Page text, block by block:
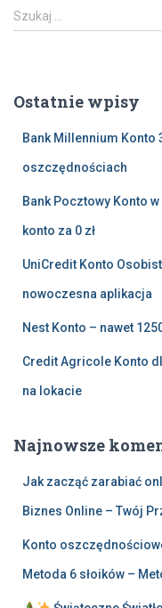
S
z
j
Szukaj …
Ostatnie wpisy
Bank Millennium Konto
oszczędnościach
Bank Pocztowy Konto
konto za 0 zł
UniCredit Konto
nowoczesna aplikacja
Nest Konto – nawet
Credit Agricole Konto
na lokacie
Najnowsze
Jak zacząć zarabiać
Biznes Online – Twój
Konto
Metoda 6 słoików –